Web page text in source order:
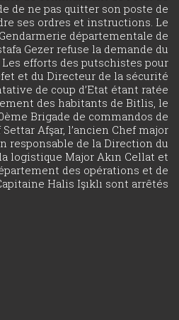
de ne pas quitter son poste de
ses ordres et instructions. Le
départementale de
Gezer refuse la demande du
efforts des putschistes pour
et du Directeur de la sécurité
de coup d’Etat étant ratée
des habitants de Bitlis, le
Brigade de commandos de
Afşar, l’ancien Chef major
responsable de la Direction du
logistique Major Akın Cellat et
des opérations et de
Halis Işıklı sont arrêtés